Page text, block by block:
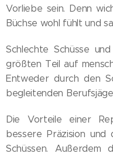
Vorliebe sein. Denn
Büchse wohl fühlt und
Schlechte Schüsse
größten Teil auf
Entweder durch den
begleitenden
Die Vorteile einer
bessere Präzision und
Schüssen. Außerdem